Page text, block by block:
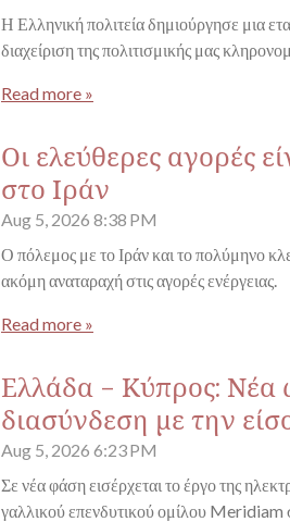
Η Ελληνική πολιτεία δημιούργησε μια
διαχείριση της πολιτισμικής μας
Read more »
Οι ελεύθερες αγορές
στο Ιράν
Aug 5, 2026 8:38 PM
Ο πόλεμος με το Ιράν και το πολύμηνο
ακόμη αναταραχή στις αγορές ενέργειας.
Read more »
Ελλάδα - Κύπρος: Νέα
διασύνδεση με την
Aug 5, 2026 6:23 PM
Σε νέα φάση εισέρχεται το έργο της
γαλλικού επενδυτικού ομίλου